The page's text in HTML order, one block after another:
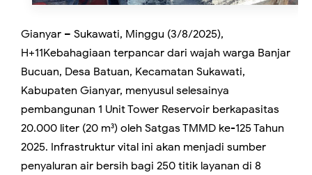
Gianyar – Sukawati, Minggu (3/8/2025),
H+11Kebahagiaan terpancar dari wajah warga Banjar
Bucuan, Desa Batuan, Kecamatan Sukawati,
Kabupaten Gianyar, menyusul selesainya
pembangunan 1 Unit Tower Reservoir berkapasitas
20.000 liter (20 m³) oleh Satgas TMMD ke-125 Tahun
2025. Infrastruktur vital ini akan menjadi sumber
penyaluran air bersih bagi 250 titik layanan di 8